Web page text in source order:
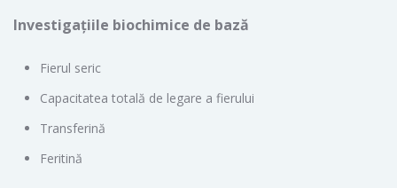
Investigaţiile biochimice de bază
Fierul seric
Capacitatea totală de legare a fierului
Transferină
Feritină